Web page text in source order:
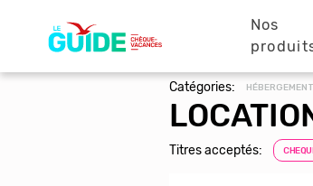
principale
Nos
Catégories:
Titres acceptés: